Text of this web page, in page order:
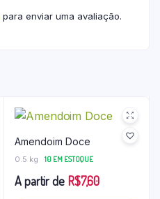
para enviar uma avaliação.
Amendoim Doce
0.5 kg 10 EM ESTOQUE
A partir de R$7,60